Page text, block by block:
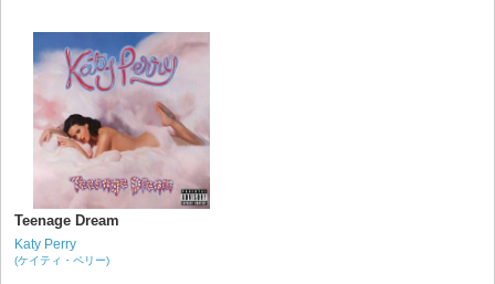
Teenage Dream
Katy Perry
(ケイティ・ペリー)